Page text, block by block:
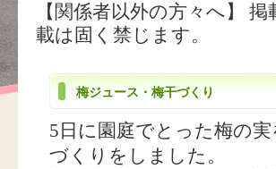
【関係者以外の方々へ】
載は固く禁じます。
梅ジュース・梅干づくり
5日に園庭でとった梅の
づくりをしました。